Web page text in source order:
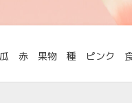
瓜 赤 果物 種 ピンク